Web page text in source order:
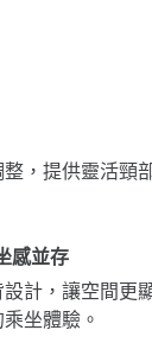
，提供靈活頸
感並存
計，讓空間更
坐體驗。